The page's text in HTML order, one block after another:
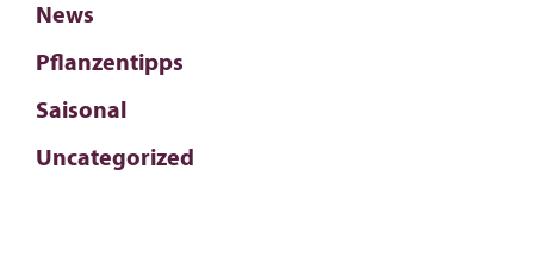
News
Pflanzentipps
Saisonal
Uncategorized